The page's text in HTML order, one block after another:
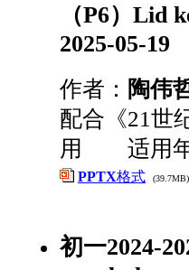
（P6）Lid
2025-05-19
作者： 陶伟
配合《21世
用 适用年
PPTX格式 (39.7MB)
初一2024-